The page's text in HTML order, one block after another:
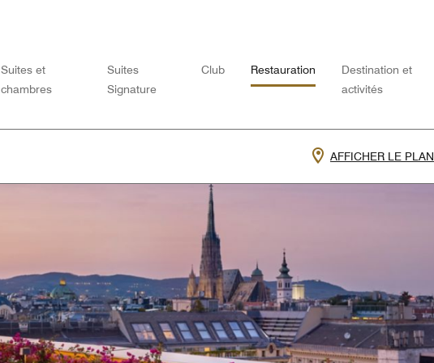
Suites et
chambres
Suites
Signature
Club Restauration
Destination et
activités
AFFICHER LE PLAN